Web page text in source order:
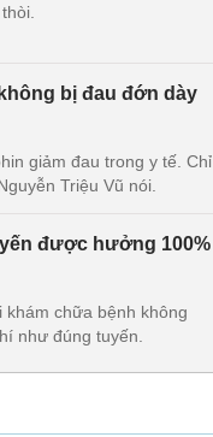
bị đau đớn dày
giảm đau trong y tế. Chỉ
Triệu Vũ nói.
được hưởng 100%
chữa bệnh không
như đúng tuyến.